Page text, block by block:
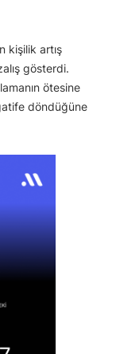
kişilik artış
gösterdi.
ötesine
döndüğüne